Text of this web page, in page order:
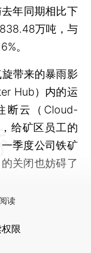
年同期相比下
万吨，与
。
带来的暴雨影
Hub）内的运
断云（Cloud-
给矿区员工的
季度公司铁矿
关闭也妨碍了
读
限